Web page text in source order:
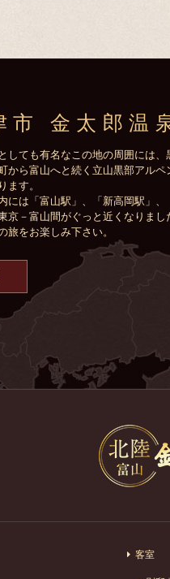
市 金太郎温
しても有名なこの地の周囲には、
から富山へと続く立山黒部アルペ
ます。
には「富山駅」、「新高岡駅」、
京－富山間がぐっと近くなりまし
旅をお楽しみ下さい。
客室